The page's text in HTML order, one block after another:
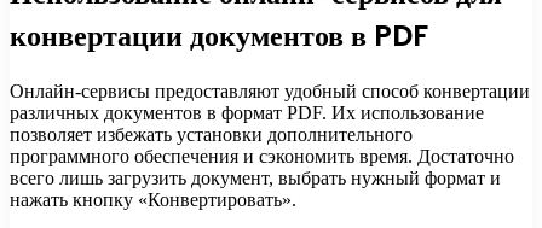
конвертации документов в PDF
Онлайн-сервисы предоставляют удобный способ конвертации
различных документов в формат PDF. Их использование
позволяет избежать установки дополнительного
программного обеспечения и сэкономить время. Достаточно
всего лишь загрузить документ, выбрать нужный формат и
нажать кнопку «Конвертировать».